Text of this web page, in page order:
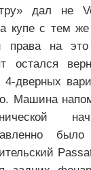
дал не
купе с тем
права на
остался
4-дверных
Машина